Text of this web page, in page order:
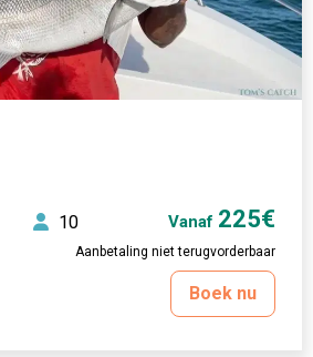
10 Vanaf 225€
Aanbetaling niet terugvorderbaar
Boek nu